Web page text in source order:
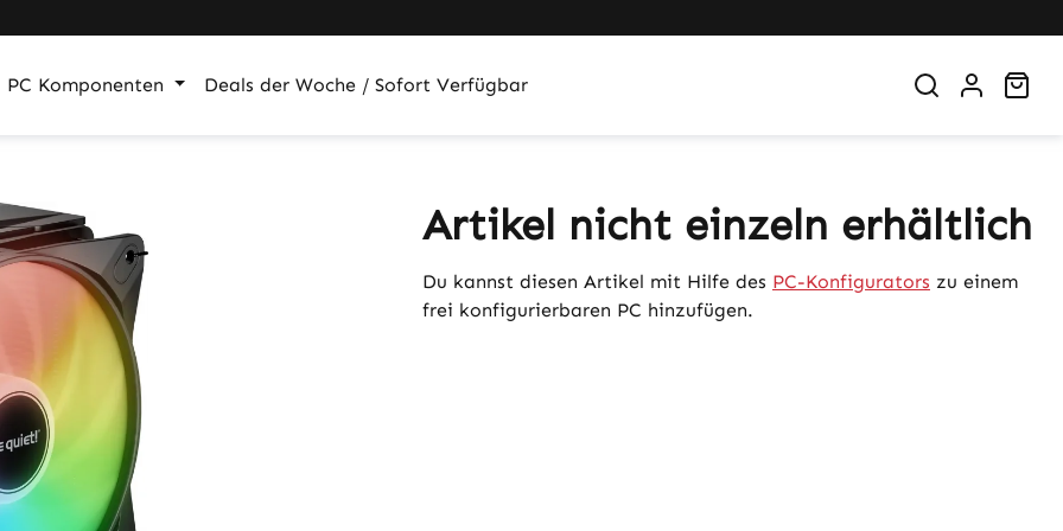
PC Komponenten Deals der Woche / Sofort Verfügbar
Artikel nicht einzeln erhältlich
Du kannst diesen Artikel mit Hilfe des PC-Konfigurators zu einem
frei konfigurierbaren PC hinzufügen.